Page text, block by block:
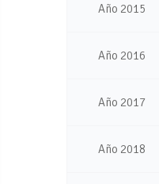
Año 2015
Año 2016
Año 2017
Año 2018